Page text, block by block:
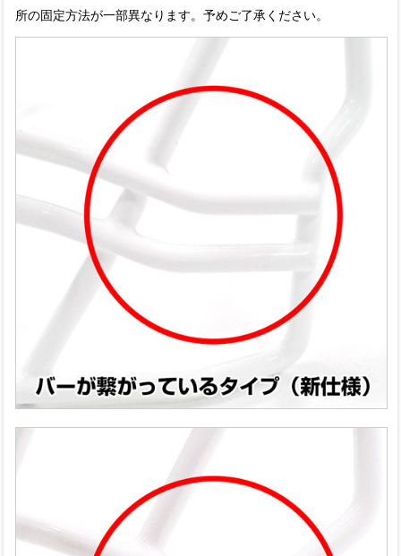
所の固定方法が一部異なります。予めご了承ください。